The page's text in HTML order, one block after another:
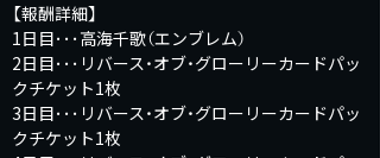
【報酬詳細】
1日目･･･高海千歌（エンブレム）
2日目･･･リバース・オブ・グローリーカードパッ
クチケット1枚
3日目･･･リバース・オブ・グローリーカードパッ
クチケット1枚